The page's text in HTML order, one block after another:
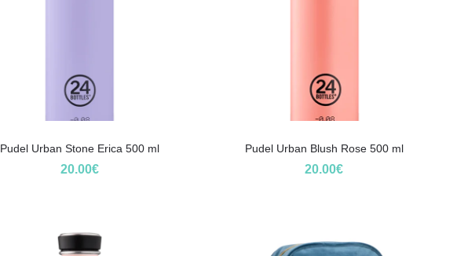
Pudel Urban Stone Erica 500 ml
20.00€
Pudel Urban Blush Rose 500 ml
20.00€